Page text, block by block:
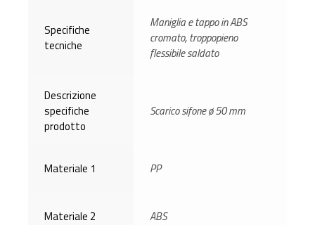
Specifiche
tecniche
Maniglia e tappo in ABS
cromato, troppopieno
flessibile saldato
Descrizione
specifiche
prodotto
Scarico sifone ø 50 mm
Materiale 1 PP
Materiale 2 ABS